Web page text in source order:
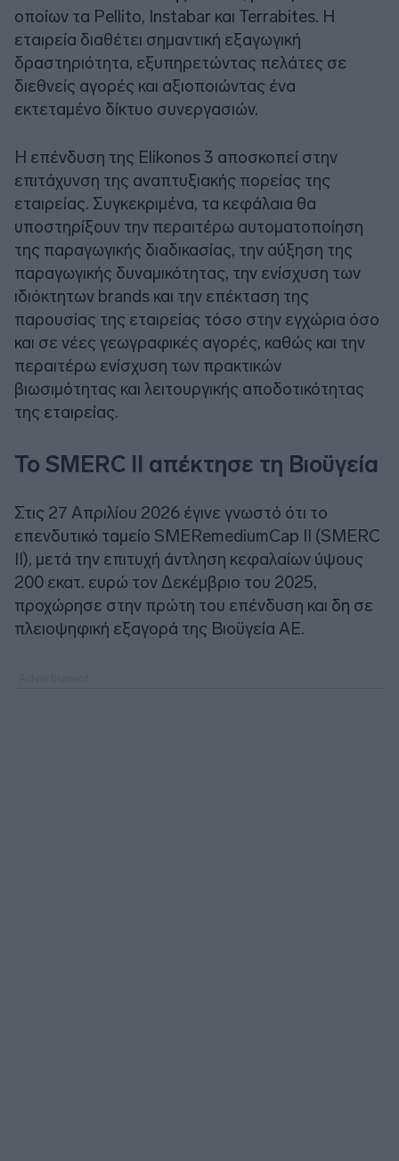
οποίων τα Pellito, Instabar και Terrabites. Η
εταιρεία διαθέτει σημαντική εξαγωγική
δραστηριότητα, εξυπηρετώντας πελάτες σε
διεθνείς αγορές και αξιοποιώντας ένα
εκτεταμένο δίκτυο συνεργασιών.
Η επένδυση της Elikonos 3 αποσκοπεί στην
επιτάχυνση της αναπτυξιακής πορείας της
εταιρείας. Συγκεκριμένα, τα κεφάλαια θα
υποστηρίξουν την περαιτέρω αυτοματοποίηση
της παραγωγικής διαδικασίας, την αύξηση της
παραγωγικής δυναμικότητας, την ενίσχυση των
ιδιόκτητων brands και την επέκταση της
παρουσίας της εταιρείας τόσο στην εγχώρια όσο
και σε νέες γεωγραφικές αγορές, καθώς και την
περαιτέρω ενίσχυση των πρακτικών
βιωσιμότητας και λειτουργικής αποδοτικότητας
της εταιρείας.
To SMERC II απέκτησε τη Βιοϋγεία
Στις 27 Απριλίου 2026 έγινε γνωστό ότι το
επενδυτικό ταμείο SMERemediumCap II (SMERC
II), μετά την επιτυχή άντληση κεφαλαίων ύψους
200 εκατ. ευρώ τον Δεκέμβριο του 2025,
προχώρησε στην πρώτη του επένδυση και δη σε
πλειοψηφική εξαγορά της Βιοϋγεία ΑΕ.